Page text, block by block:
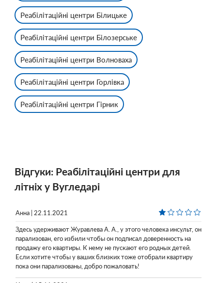
Реабілітаційні центри Білицьке
Реабілітаційні центри Білозерське
Реабілітаційні центри Волноваха
Реабілітаційні центри Горлівка
Реабілітаційні центри Гірник
Відгуки: Реабілітаційні центри для
літніх у Вугледарі
Анна | 22.11.2021
Здесь удерживают Журавлева А. А., у этого человека инсульт, он
парализован, его избили чтобы он подписал доверенность на
продажу его квартиры. К нему не пускают его родных детей.
Если хотите чтобы у ваших близких тоже отобрали квартиру
пока они парализованы, добро пожаловать!